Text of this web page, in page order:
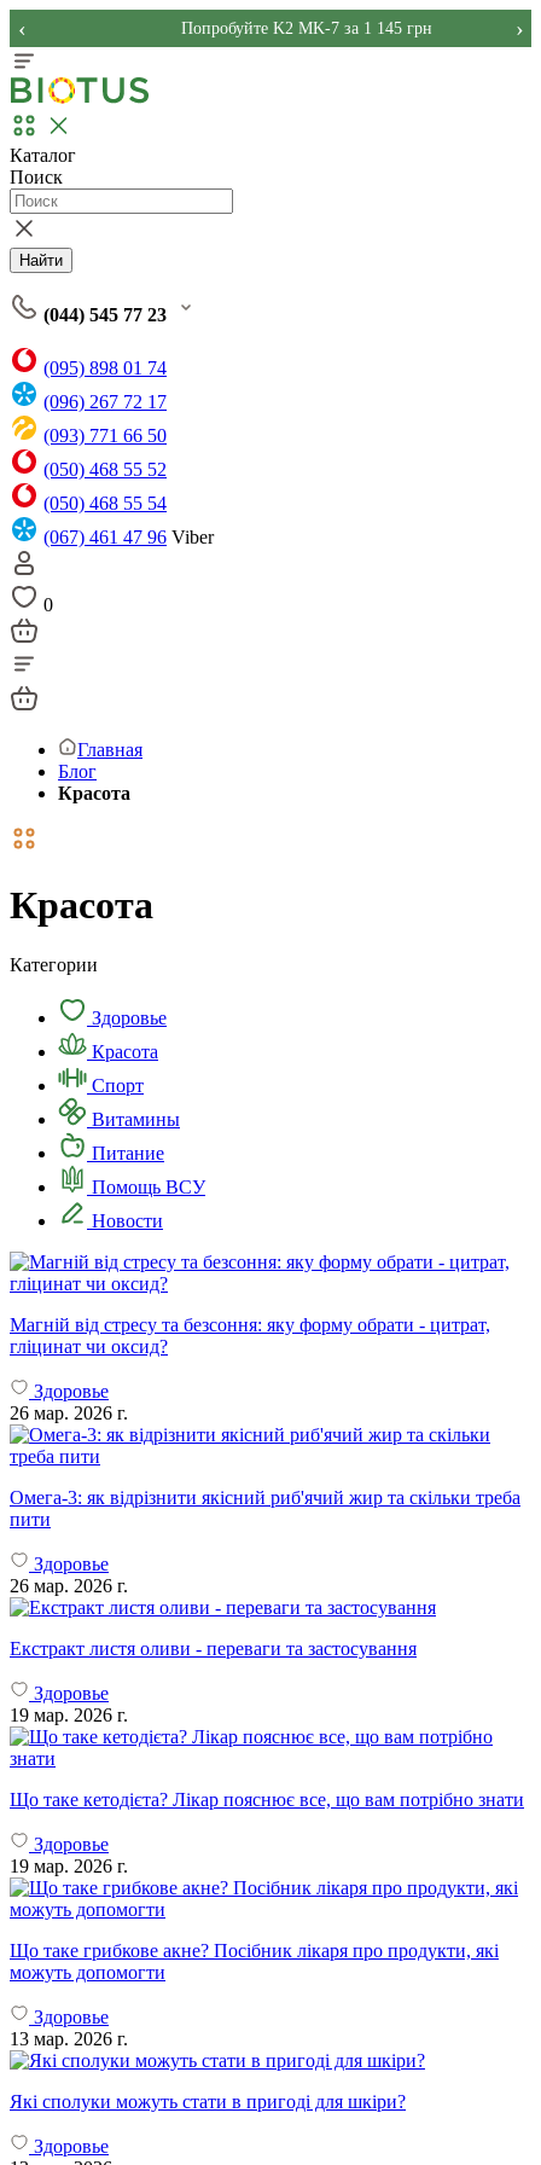
Попробуйте K2 MK-7 за 1 145 грн
‹ ›
Каталог
Поиск
Найти
(044) 545 77 23
(095) 898 01 74
(096) 267 72 17
(093) 771 66 50
(050) 468 55 52
(050) 468 55 54
(067) 461 47 96 Viber
0
Главная
Блог
Красота
Красота
Категории
Здоровье
Красота
Спорт
Витамины
Питание
Помощь ВСУ
Новости
Магній від стресу та безсоння: яку форму обрати - цитрат,
гліцинат чи оксид?
Здоровье
26 мар. 2026 г.
Омега-3: як відрізнити якісний риб'ячий жир та скільки треба
пити
Здоровье
26 мар. 2026 г.
Екстракт листя оливи - переваги та застосування
Здоровье
19 мар. 2026 г.
Що таке кетодієта? Лікар пояснює все, що вам потрібно знати
Здоровье
19 мар. 2026 г.
Що таке грибкове акне? Посібник лікаря про продукти, які
можуть допомогти
Здоровье
13 мар. 2026 г.
Які сполуки можуть стати в пригоді для шкіри?
Здоровье